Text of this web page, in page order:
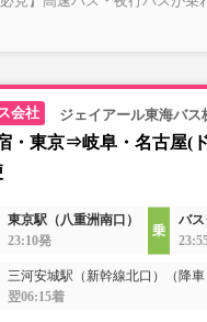
ジェイアール東海バ
・東京⇒岐阜・名古屋(
東京駅（八重洲南口）
23:10発
バス
三河安城駅（新幹線北口）（降車
翌06:15着